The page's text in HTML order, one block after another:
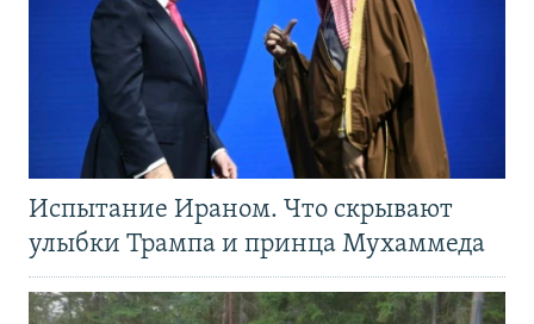
Испытание Ираном. Что скрывают
улыбки Трампа и принца Мухаммеда